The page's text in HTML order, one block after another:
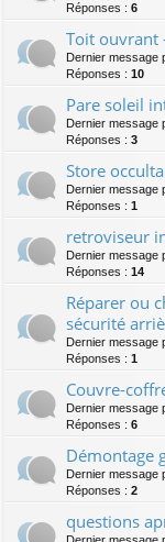
Réponses : 6
Toit ouvrant
Dernier message
Réponses : 10
Pare soleil
Dernier message
Réponses : 3
Store
Dernier message
Réponses : 1
retroviseur
Dernier message
Réponses : 14
Réparer ou
sécurité
Dernier message
Réponses : 1
Couvre-
Dernier message
Réponses : 6
Démontage
Dernier message
Réponses : 2
questions